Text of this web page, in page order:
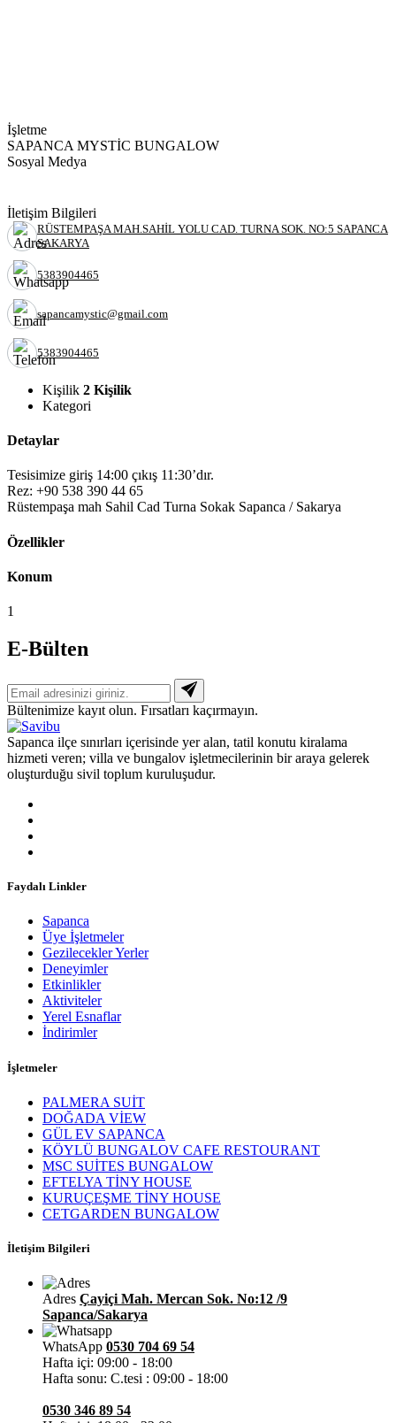
İşletme
SAPANCA MYSTİC BUNGALOW
Sosyal Medya
İletişim Bilgileri
RÜSTEMPAŞA MAH.SAHİL YOLU CAD. TURNA SOK. NO:5 SAPANCA
SAKARYA
5383904465
sapancamystic@gmail.com
5383904465
Kişilik 2 Kişilik
Kategori
Detaylar
Tesisimize giriş 14:00 çıkış 11:30’dır.
Rez: +90 538 390 44 65
Rüstempaşa mah Sahil Cad Turna Sokak Sapanca / Sakarya
Özellikler
Konum
1
E-Bülten
Bültenimize kayıt olun. Fırsatları kaçırmayın.
Sapanca ilçe sınırları içerisinde yer alan, tatil konutu kiralama
hizmeti veren; villa ve bungalov işletmecilerinin bir araya gelerek
oluşturduğu sivil toplum kuruluşudur.
Faydalı Linkler
Sapanca
Üye İşletmeler
Gezilecekler Yerler
Deneyimler
Etkinlikler
Aktiviteler
Yerel Esnaflar
İndirimler
İşletmeler
PALMERA SUİT
DOĞADA VİEW
GÜL EV SAPANCA
KÖYLÜ BUNGALOV CAFE RESTOURANT
MSC SUİTES BUNGALOW
EFTELYA TİNY HOUSE
KURUÇEŞME TİNY HOUSE
CETGARDEN BUNGALOW
İletişim Bilgileri
Adres Çayiçi Mah. Mercan Sok. No:12 /9
Sapanca/Sakarya
WhatsApp 0530 704 69 54
Hafta içi: 09:00 - 18:00
Hafta sonu: C.tesi : 09:00 - 18:00
0530 346 89 54